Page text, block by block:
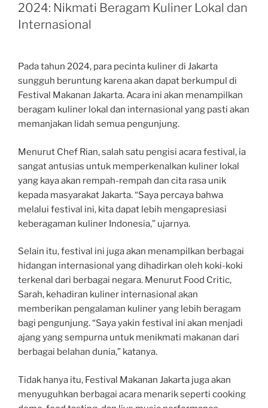
2024: Nikmati Beragam Kuliner Lokal dan
Internasional
Pada tahun 2024, para pecinta kuliner di Jakarta
sungguh beruntung karena akan dapat berkumpul di
Festival Makanan Jakarta. Acara ini akan menampilkan
beragam kuliner lokal dan internasional yang pasti akan
memanjakan lidah semua pengunjung.
Menurut Chef Rian, salah satu pengisi acara festival, ia
sangat antusias untuk memperkenalkan kuliner lokal
yang kaya akan rempah-rempah dan cita rasa unik
kepada masyarakat Jakarta. “Saya percaya bahwa
melalui festival ini, kita dapat lebih mengapresiasi
keberagaman kuliner Indonesia,” ujarnya.
Selain itu, festival ini juga akan menampilkan berbagai
hidangan internasional yang dihadirkan oleh koki-koki
terkenal dari berbagai negara. Menurut Food Critic,
Sarah, kehadiran kuliner internasional akan
memberikan pengalaman kuliner yang lebih beragam
bagi pengunjung. “Saya yakin festival ini akan menjadi
ajang yang sempurna untuk menikmati makanan dari
berbagai belahan dunia,” katanya.
Tidak hanya itu, Festival Makanan Jakarta juga akan
menyuguhkan berbagai acara menarik seperti cooking